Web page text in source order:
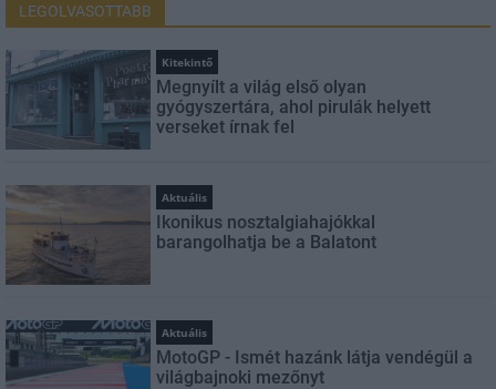
LEGOLVASOTTABB
Kitekintő
Megnyílt a világ első olyan
gyógyszertára, ahol pirulák helyett
verseket írnak fel
Aktuális
Ikonikus nosztalgiahajókkal
barangolhatja be a Balatont
Aktuális
MotoGP - Ismét hazánk látja vendégül a
világbajnoki mezőnyt